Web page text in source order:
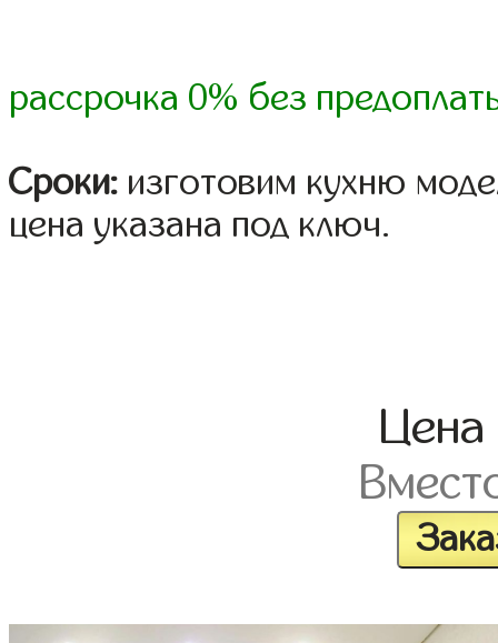
рассрочка 0% без
Сроки: изготовим кухню
цена указана под ключ.
Цена